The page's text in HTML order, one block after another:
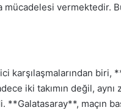
vermektedir.
karşılaşmalarından
iki takımın değil,
**Galatasaray**, maçın